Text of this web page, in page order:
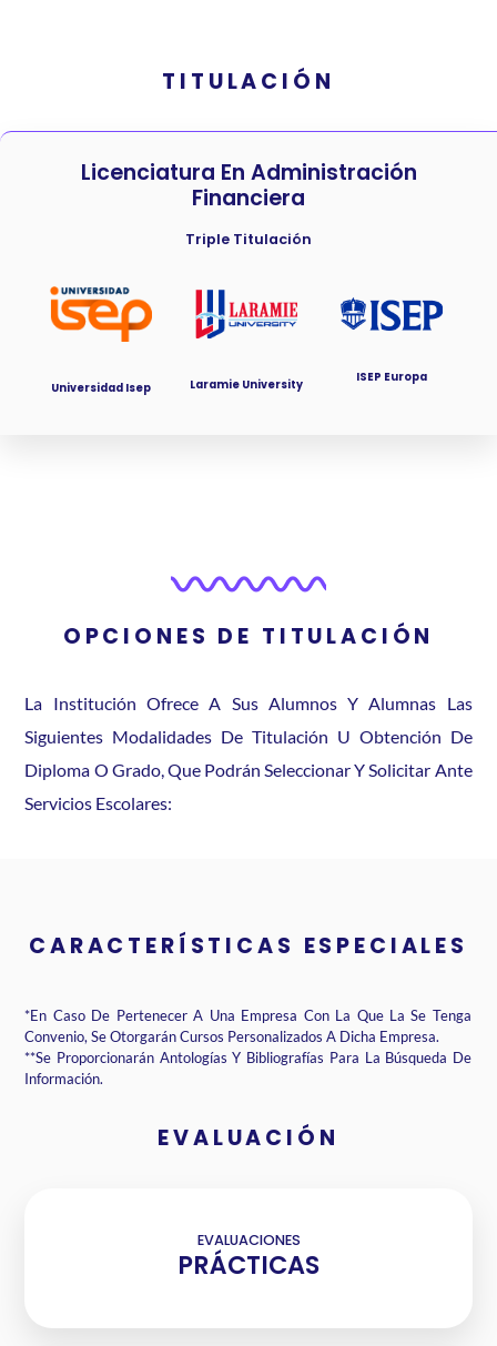
TITULACIÓN
Licenciatura En Administración
Financiera
Triple Titulación
Universidad Isep Laramie University
ISEP Europa
OPCIONES DE TITULACIÓN
La Institución Ofrece A Sus Alumnos Y Alumnas Las
Siguientes Modalidades De Titulación U Obtención De
Diploma O Grado, Que Podrán Seleccionar Y Solicitar Ante
Servicios Escolares:
CARACTERÍSTICAS ESPECIALES
*En Caso De Pertenecer A Una Empresa Con La Que La Se Tenga
Convenio, SeOtorgarán Cursos Personalizados A Dicha Empresa.
**Se Proporcionarán Antologías Y Bibliografías Para La Búsqueda De
Información.
EVALUACIÓN
EVALUACIONES
PRÁCTICAS